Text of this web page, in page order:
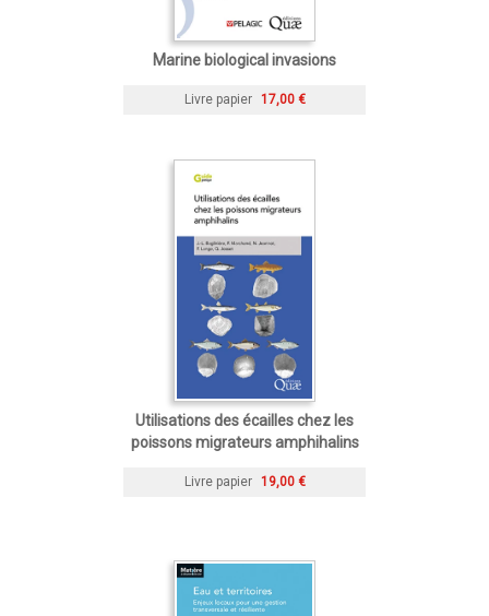
Marine biological invasions
Livre papier 17,00 €
Utilisations des écailles chez les
poissons migrateurs amphihalins
Livre papier 19,00 €